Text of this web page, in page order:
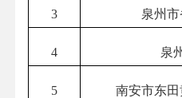
3 泉州
4 泉
5 南安市东